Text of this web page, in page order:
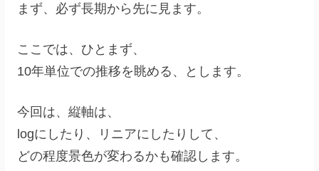
まず、必ず長期から先に見ます。
ここでは、ひとまず、
10年単位での推移を眺める、とします。
今回は、縦軸は、
logにしたり、リニアにしたりして、
どの程度景色が変わるかも確認します。